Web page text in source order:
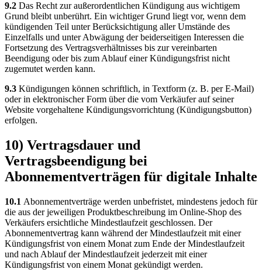
9.2 Das Recht zur außerordentlichen Kündigung aus wichtigem
Grund bleibt unberührt. Ein wichtiger Grund liegt vor, wenn dem
kündigenden Teil unter Berücksichtigung aller Umstände des
Einzelfalls und unter Abwägung der beiderseitigen Interessen die
Fortsetzung des Vertragsverhältnisses bis zur vereinbarten
Beendigung oder bis zum Ablauf einer Kündigungsfrist nicht
zugemutet werden kann.
9.3 Kündigungen können schriftlich, in Textform (z. B. per E-Mail)
oder in elektronischer Form über die vom Verkäufer auf seiner
Website vorgehaltene Kündigungsvorrichtung (Kündigungsbutton)
erfolgen.
10) Vertragsdauer und
Vertragsbeendigung bei
Abonnementverträgen für digitale Inhalte
10.1 Abonnementverträge werden unbefristet, mindestens jedoch für
die aus der jeweiligen Produktbeschreibung im Online-Shop des
Verkäufers ersichtliche Mindestlaufzeit geschlossen. Der
Abonnementvertrag kann während der Mindestlaufzeit mit einer
Kündigungsfrist von einem Monat zum Ende der Mindestlaufzeit
und nach Ablauf der Mindestlaufzeit jederzeit mit einer
Kündigungsfrist von einem Monat gekündigt werden.